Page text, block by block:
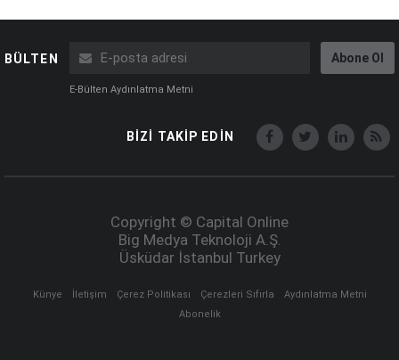
BÜLTEN Abone Ol
E-Bülten Aydınlatma Metni
BİZİ TAKİP EDİN
Copyright © Capital Online
Big Medya Teknoloji A.Ş.
Üsküdar İstanbul Turkey
Künye İletişim Çerez Politikası Çerezleri Sıfırla
Aydınlatma Metni
Abonelik